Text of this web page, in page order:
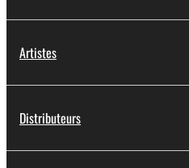
Artistes
Distributeurs